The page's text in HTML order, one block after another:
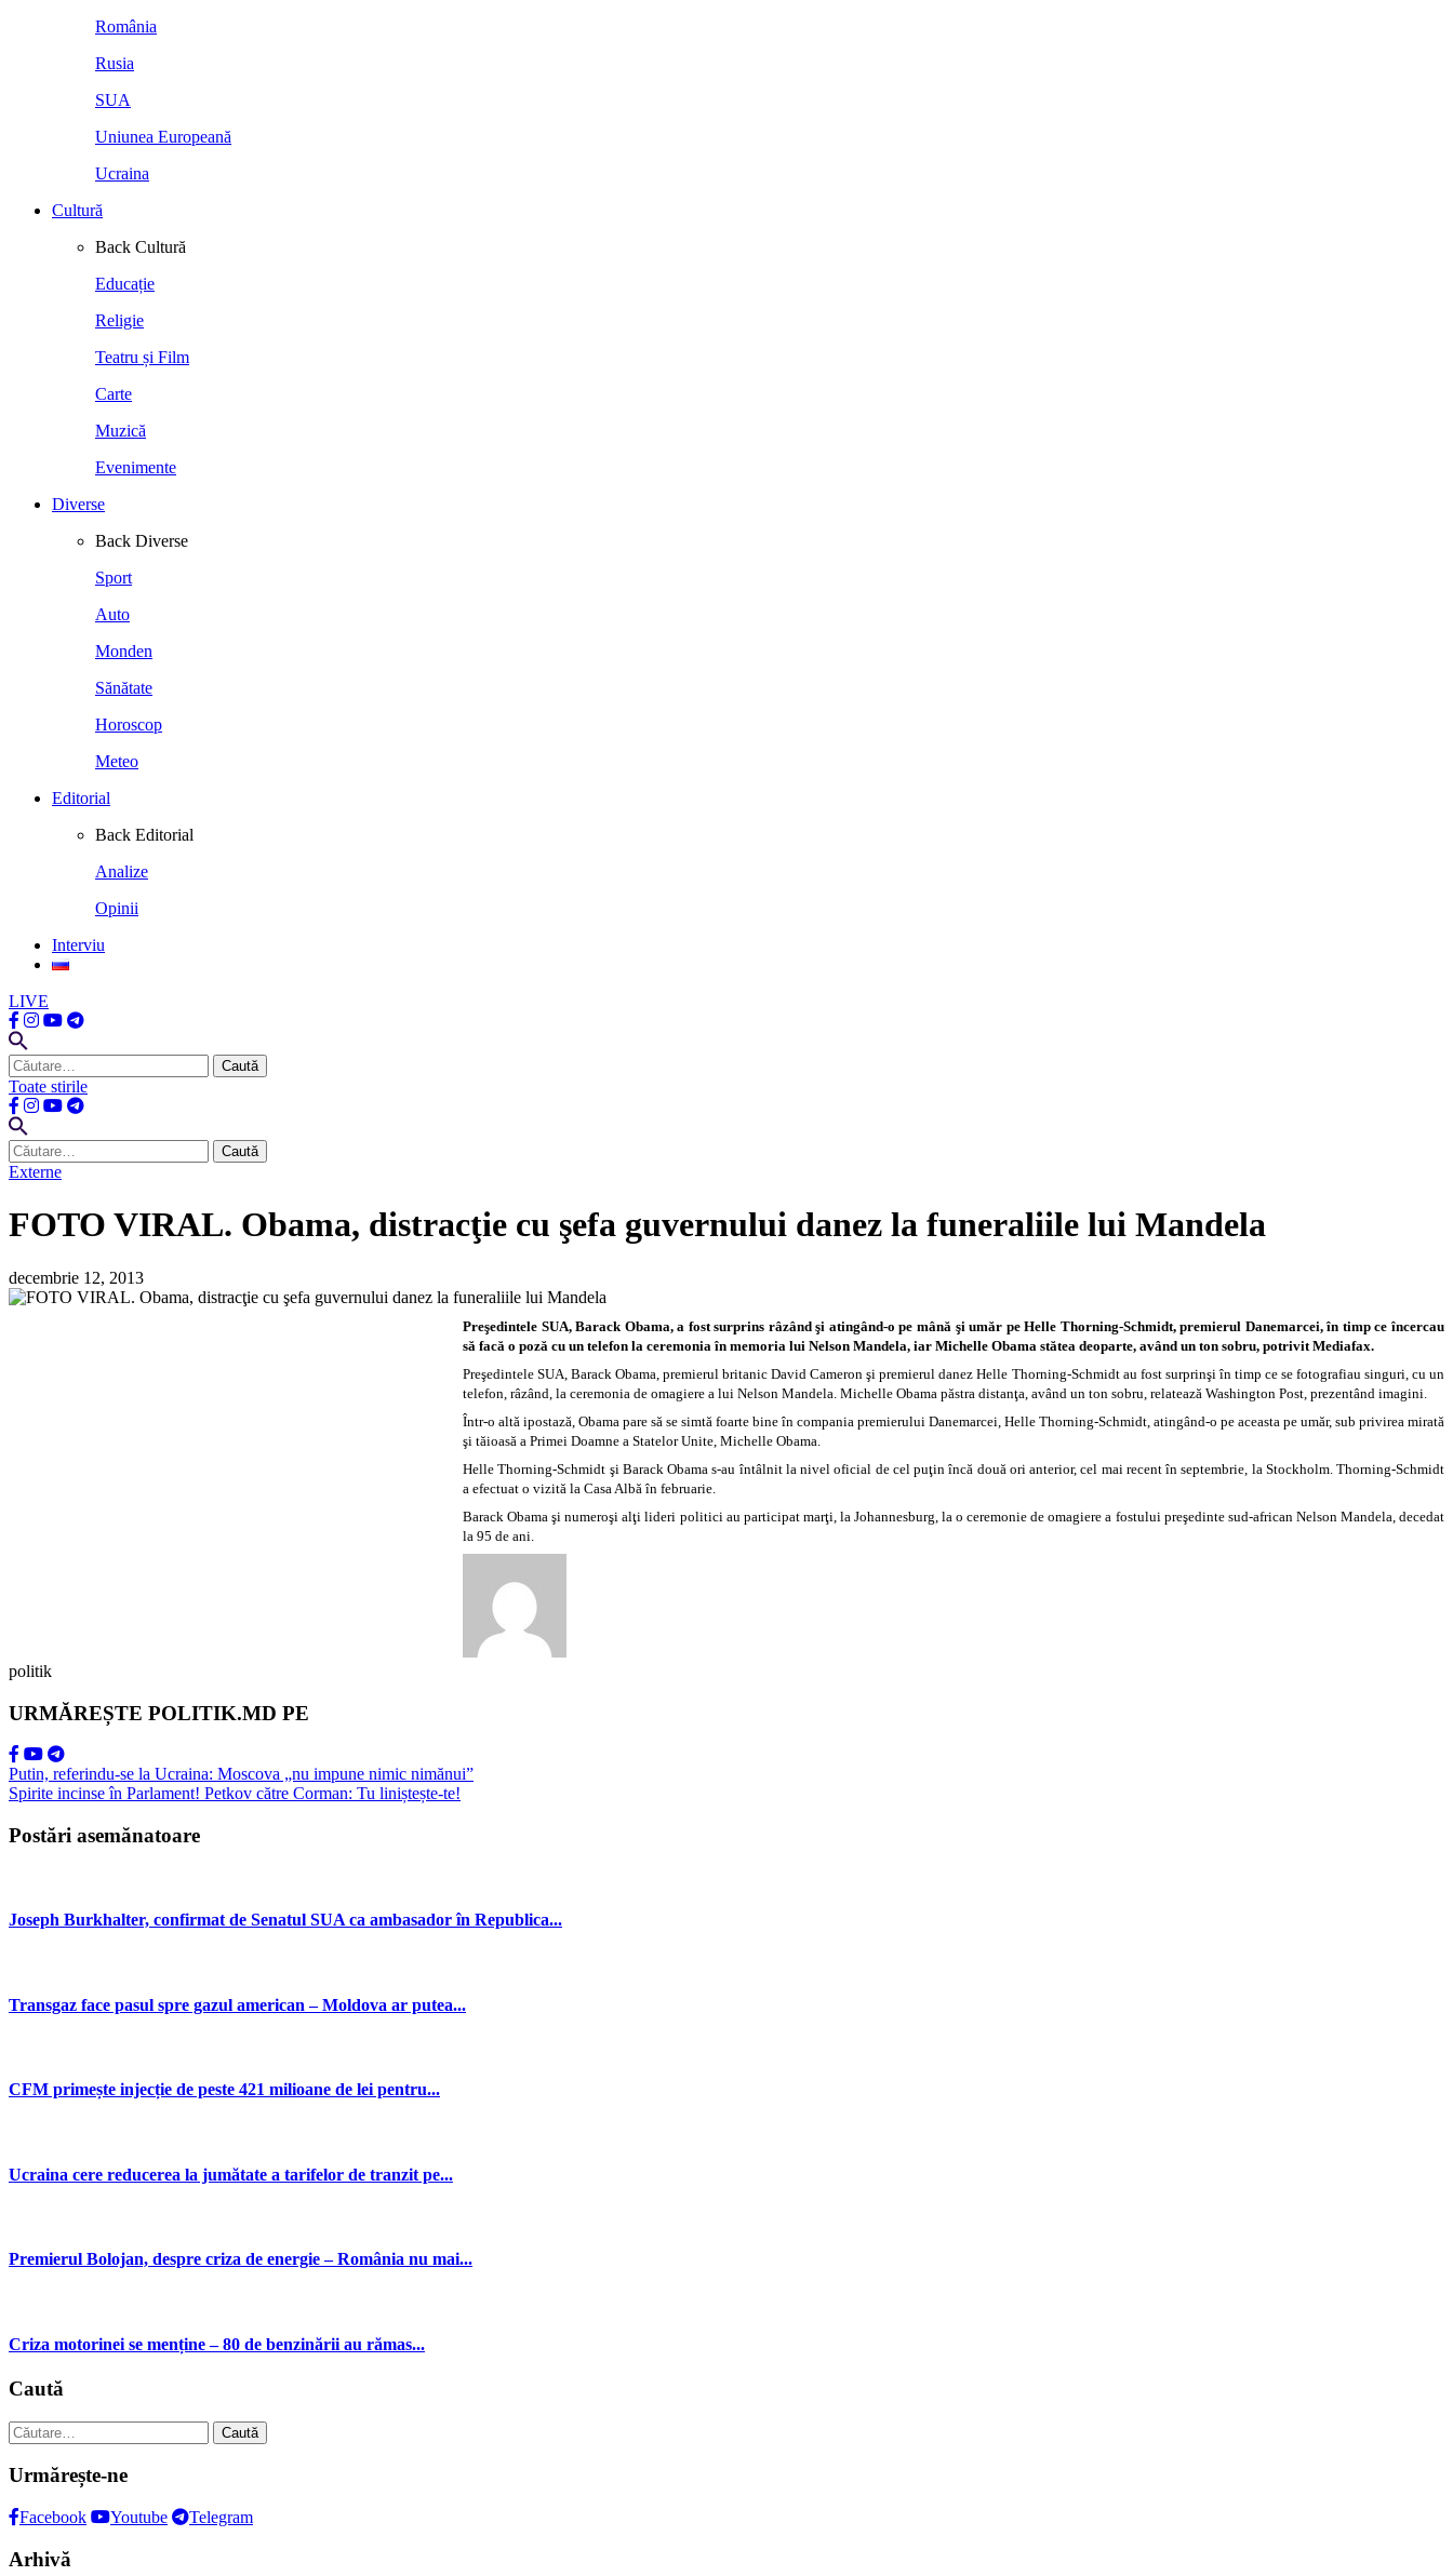
România
Rusia
SUA
Uniunea Europeană
Ucraina
Cultură
Back Cultură
Educație
Religie
Teatru și Film
Carte
Muzică
Evenimente
Diverse
Back Diverse
Sport
Auto
Monden
Sănătate
Horoscop
Meteo
Editorial
Back Editorial
Analize
Opinii
Interviu
LIVE
Caută
după:
Toate stirile
Caută
după:
Externe
FOTO VIRAL. Obama, distracţie cu şefa guvernului danez la funeraliile lui Mandela
decembrie 12, 2013
Preşedintele SUA, Barack Obama, a fost surprins râzând şi atingând-o pe mână şi umăr pe Helle Thorning-Schmidt, premierul Danemarcei, în timp ce încercau
să facă o poză cu un telefon la ceremonia în memoria lui Nelson Mandela, iar Michelle Obama stătea deoparte, având un ton sobru, potrivit Mediafax.
Preşedintele SUA, Barack Obama, premierul britanic David Cameron şi premierul danez Helle Thorning-Schmidt au fost surprinşi în timp ce se fotografiau singuri, cu un
telefon, râzând, la ceremonia de omagiere a lui Nelson Mandela. Michelle Obama păstra distanţa, având un ton sobru, relatează Washington Post, prezentând imagini.
Într-o altă ipostază, Obama pare să se simtă foarte bine în compania premierului Danemarcei, Helle Thorning-Schmidt, atingând-o pe aceasta pe umăr, sub privirea mirată
şi tăioasă a Primei Doamne a Statelor Unite, Michelle Obama.
Helle Thorning-Schmidt şi Barack Obama s-au întâlnit la nivel oficial de cel puţin încă două ori anterior, cel mai recent în septembrie, la Stockholm. Thorning-Schmidt
a efectuat o vizită la Casa Albă în februarie.
Barack Obama şi numeroşi alţi lideri politici au participat marţi, la Johannesburg, la o ceremonie de omagiere a fostului preşedinte sud-african Nelson Mandela, decedat
la 95 de ani.
politik
URMĂREȘTE POLITIK.MD PE
Putin, referindu-se la Ucraina: Moscova „nu impune nimic nimănui”
Spirite incinse în Parlament! Petkov către Corman: Tu liniștește-te!
Postări asemănatoare
Joseph Burkhalter, confirmat de Senatul SUA ca ambasador în Republica...
Transgaz face pasul spre gazul american – Moldova ar putea...
CFM primește injecție de peste 421 milioane de lei pentru...
Ucraina cere reducerea la jumătate a tarifelor de tranzit pe...
Premierul Bolojan, despre criza de energie – România nu mai...
Criza motorinei se menține – 80 de benzinării au rămas...
Caută
Caută
după:
Urmărește-ne
Facebook Youtube Telegram
Arhivă